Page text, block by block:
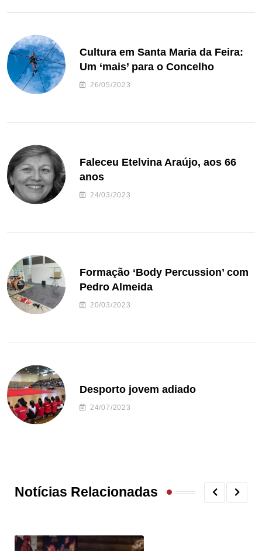
Cultura em Santa Maria da Feira:
Um ‘mais’ para o Concelho
26/05/2023
Faleceu Etelvina Araújo, aos 66
anos
24/03/2023
Formação ‘Body Percussion’ com
Pedro Almeida
20/03/2023
Desporto jovem adiado
24/07/2023
Notícias Relacionadas